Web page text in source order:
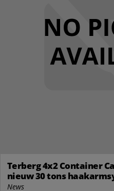
Terberg 4x2 Container
nieuw 30 tons
Container Systems bv
News